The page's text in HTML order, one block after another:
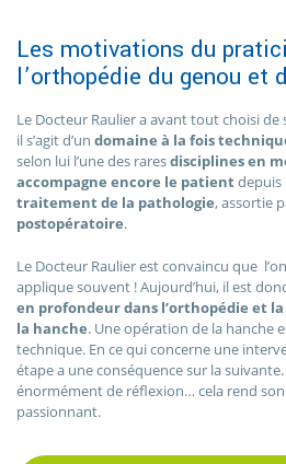
Les motivations du
l’orthopédie du genou et
Le Docteur Raulier a avant tout choisi
il s’agit d’un domaine à la fois
selon lui l’une des raresdisciplines en
accompagne encore le patientdepuis
traitement de la pathologie, assortie
postopératoire.
Le Docteur Raulier est convaincu que
applique souvent ! Aujourd’hui, il est
en profondeur dans l’orthopédie et
la hanche. Une opération de la hanche
technique. En ce qui concerne une
étape a une conséquence sur la
énormément de réflexion… cela rend
passionnant.